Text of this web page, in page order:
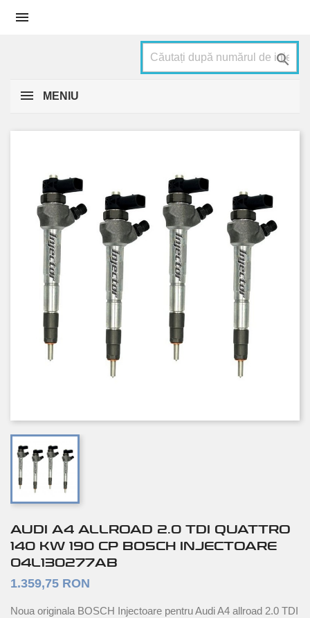


MENIU
AUDI A4 ALLROAD 2.0 TDI QUATTRO
140 KW 190 CP BOSCH INJECTOARE
04L130277AB
1.359,75 RON
Noua originala BOSCH Injectoare pentru Audi A4 allroad 2.0 TDI